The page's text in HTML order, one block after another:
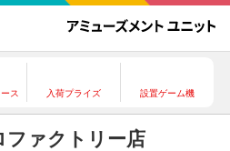
ス 入荷プライズ 設置ゲーム機
ァクトリー店